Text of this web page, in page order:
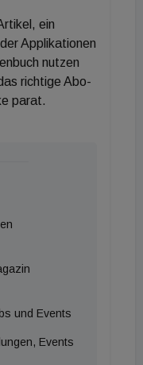
für
Prozent
Nachhaltigkeit
Leerstand. Bei
der Befragten in
sind nicht nur
steigern
dazu bei,
eine bessere
Gebäude
was ihre
ein
Applikationen
nutzen
richtige Abo-
parat.
und Events
Events